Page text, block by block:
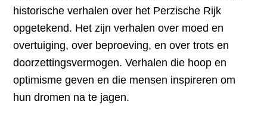
historische verhalen over het Perzische Rijk
opgetekend. Het zijn verhalen over moed en
overtuiging, over beproeving, en over trots en
doorzettingsvermogen. Verhalen die hoop en
optimisme geven en die mensen inspireren om
hun dromen na te jagen.